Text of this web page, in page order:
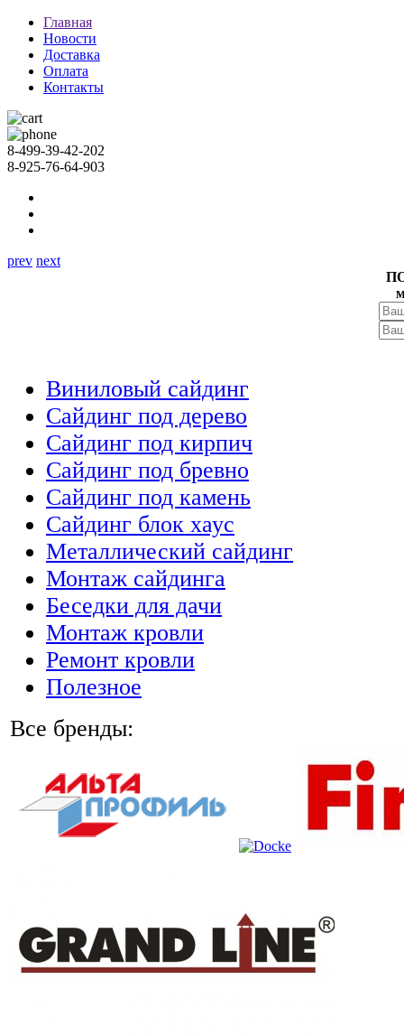
Главная
Новости
Доставка
Оплата
Контакты
8-499-39-42-202
8-925-76-64-903
prev next
Виниловый сайдинг
Сайдинг под дерево
Сайдинг под кирпич
Сайдинг под бревно
Сайдинг под камень
Cайдинг блок хаус
Металлический сайдинг
Монтаж сайдинга
Беседки для дачи
Монтаж кровли
Ремонт кровли
Полезное
Все бренды: